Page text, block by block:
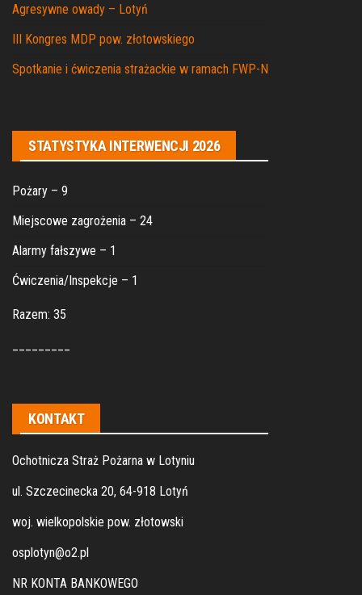
Agresywne owady – Lotyń
III Kongres MDP pow. złotowskiego
Spotkanie i ćwiczenia strażackie w ramach FWP-N
STATYSTYKA INTERWENCJI 2026
Pożary – 9
Miejscowe zagrożenia – 24
Alarmy fałszywe – 1
Ćwiczenia/Inspekcje – 1
Razem: 35
KONTAKT
Ochotnicza Straż Pożarna w Lotyniu
ul. Szczecinecka 20, 64-918 Lotyń
woj. wielkopolskie pow. złotowski
osplotyn@o2.pl
NR KONTA BANKOWEGO